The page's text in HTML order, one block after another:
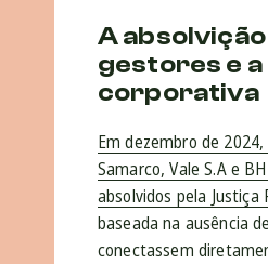
A
gestores e
corporativa
Em dezembro de
Samarco, Vale S.A e
absolvidos pela Justiça
baseada na ausência
conectassem